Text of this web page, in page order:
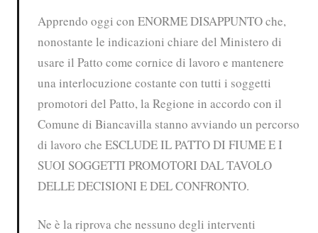
Apprendo oggi con ENORME DISAPPUNTO che,
nonostante le indicazioni chiare del Ministero di
usare il Patto come cornice di lavoro e mantenere
una interlocuzione costante con tutti i soggetti
promotori del Patto, la Regione in accordo con il
Comune di Biancavilla stanno avviando un percorso
di lavoro che ESCLUDE IL PATTO DI FIUME E I
SUOI SOGGETTI PROMOTORI DAL TAVOLO
DELLE DECISIONI E DEL CONFRONTO.
Ne è la riprova che nessuno degli interventi